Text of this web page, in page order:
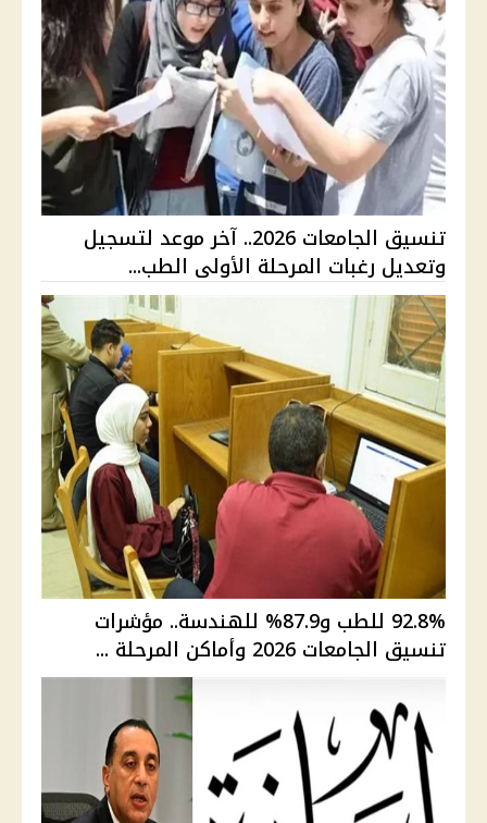
تنسيق الجامعات 2026.. آخر موعد لتسجيل
وتعديل رغبات المرحلة الأولى الطب...
92.8% للطب و87.9% للهندسة.. مؤشرات
تنسيق الجامعات 2026 وأماكن المرحلة ...